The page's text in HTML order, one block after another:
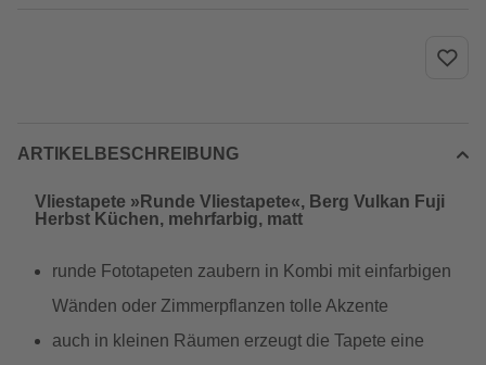
ARTIKELBESCHREIBUNG
Vliestapete »Runde Vliestapete«, Berg Vulkan Fuji
Herbst Küchen, mehrfarbig, matt
runde Fototapeten zaubern in Kombi mit einfarbigen
Wänden oder Zimmerpflanzen tolle Akzente
auch in kleinen Räumen erzeugt die Tapete eine